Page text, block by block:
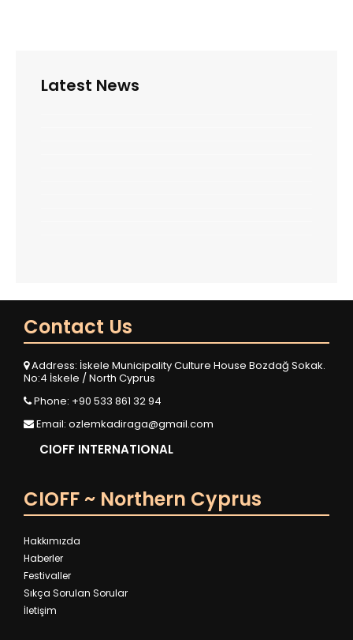
Latest News
Contact Us
Address: İskele Municipality Culture House Bozdağ Sokak.
No:4 İskele / North Cyprus
Phone: +90 533 861 32 94
Email: ozlemkadiraga@gmail.com
CIOFF INTERNATIONAL
CIOFF ~ Northern Cyprus
Hakkımızda
Haberler
Festivaller
Sıkça Sorulan Sorular
İletişim